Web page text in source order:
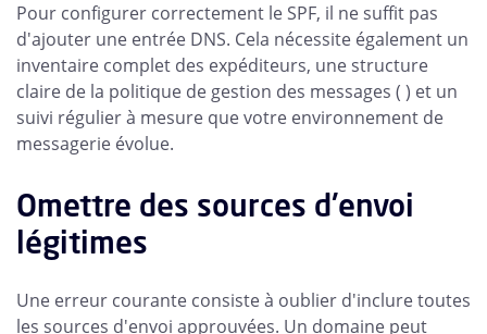
Pour configurer correctement le SPF, il ne suffit pas
d'ajouter une entrée DNS. Cela nécessite également un
inventaire complet des expéditeurs, une structure
claire de la politique de gestion des messages ( ) et un
suivi régulier à mesure que votre environnement de
messagerie évolue.
Omettre des sources d'envoi
légitimes
Une erreur courante consiste à oublier d'inclure toutes
les sources d'envoi approuvées. Un domaine peut